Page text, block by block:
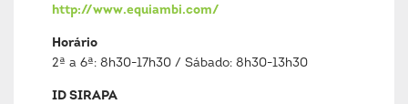
http://www.equiambi.com/
Horário
2ª a 6ª: 8h30-17h30 / Sábado: 8h30-13h30
ID SIRAPA